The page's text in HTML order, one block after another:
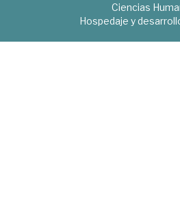
Ciencias
Hospedaje y